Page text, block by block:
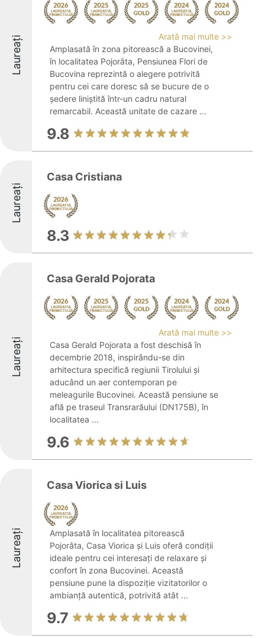
Laureați
Arată mai multe >>
Amplasată în zona pitorească a Bucovinei,
în localitatea Pojorâta, Pensiunea Flori de
Bucovina reprezintă o alegere potrivită
pentru cei care doresc să se bucure de o
ședere liniștită într-un cadru natural
remarcabil. Această unitate de cazare ...
9.8
Laureați
Casa Cristiana
8.3
Laureați
Casa Gerald Pojorata
Arată mai multe >>
Casa Gerald Pojorata a fost deschisă în
decembrie 2018, inspirându-se din
arhitectura specifică regiunii Tirolului și
aducând un aer contemporan pe
meleagurile Bucovinei. Această pensiune se
află pe traseul Transrarăului (DN175B), în
localitatea ...
9.6
Laureați
Casa Viorica si Luis
Amplasată în localitatea pitorească
Pojorâta, Casa Viorica și Luis oferă condiții
ideale pentru cei interesați de relaxare și
confort în zona Bucovinei. Această
pensiune pune la dispoziție vizitatorilor o
ambianță autentică, potrivită atât ...
9.7